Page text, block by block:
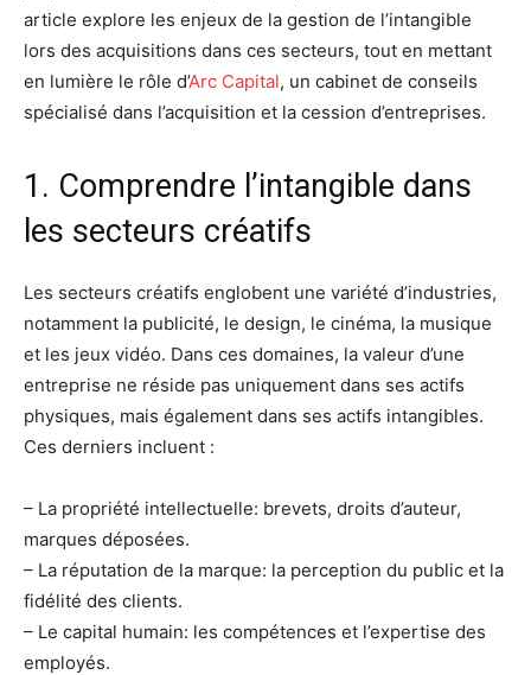
article explore les enjeux de la gestion de l’intangible
lors des acquisitions dans ces secteurs, tout en mettant
en lumière le rôle d’Arc Capital, un cabinet de conseils
spécialisé dans l’acquisition et la cession d’entreprises.
1. Comprendre l’intangible dans
les secteurs créatifs
Les secteurs créatifs englobent une variété d’industries,
notamment la publicité, le design, le cinéma, la musique
et les jeux vidéo. Dans ces domaines, la valeur d’une
entreprise ne réside pas uniquement dans ses actifs
physiques, mais également dans ses actifs intangibles.
Ces derniers incluent :
– La propriété intellectuelle: brevets, droits d’auteur,
marques déposées.
– La réputation de la marque: la perception du public et la
fidélité des clients.
– Le capital humain: les compétences et l’expertise des
employés.